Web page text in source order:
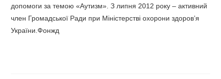
допомоги за темою «Аутизм». З липня 2012 року – активний
член Громадської Ради при Міністерстві охорони здоров’я
України.Фонжд